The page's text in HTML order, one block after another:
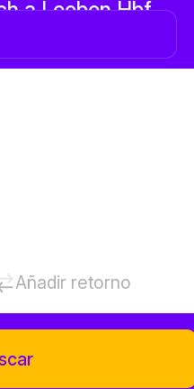
a Leoben Hbf
Añadir retorno